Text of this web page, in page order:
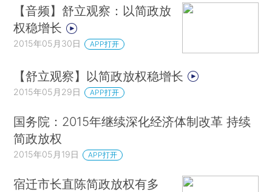
【音频】舒立观察：以简政放
权稳增长
2015年05月30日 APP打开
【舒立观察】以简政放权稳增长
2015年05月29日 APP打开
国务院：2015年继续深化经济体制改革 持续
简政放权
2015年05月19日 APP打开
宿迁市长直陈简政放权有多